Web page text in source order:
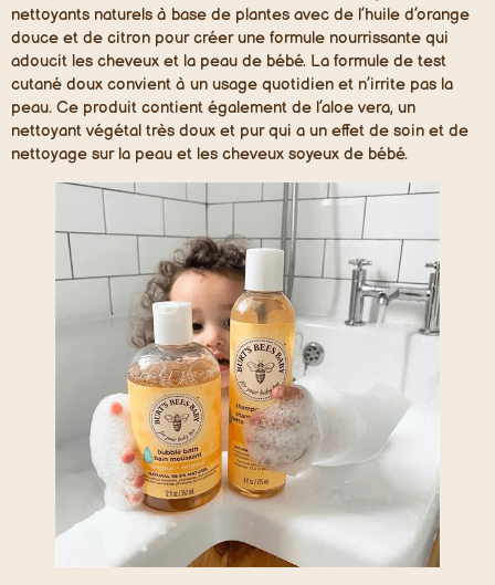
nettoyants naturels à base de plantes avec de l’huile d’orange
douce et de citron pour créer une formule nourrissante qui
adoucit les cheveux et la peau de bébé. La formule de test
cutané doux convient à un usage quotidien et n’irrite pas la
peau. Ce produit contient également de l’aloe vera, un
nettoyant végétal très doux et pur qui a un effet de soin et de
nettoyage sur la peau et les cheveux soyeux de bébé.